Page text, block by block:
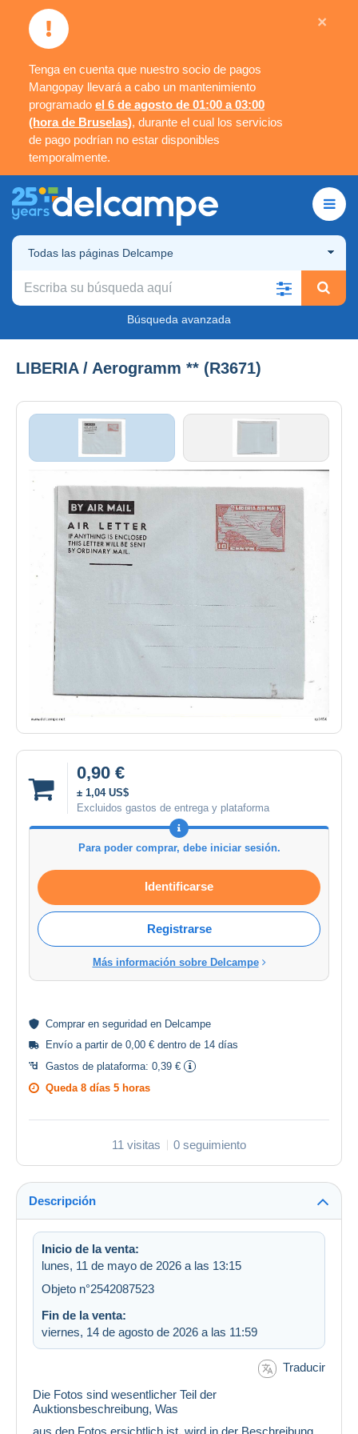
Tenga en cuenta que nuestro socio de pagos
Mangopay llevará a cabo un mantenimiento
programado el 6 de agosto de 01:00 a 03:00
(hora de Bruselas), durante el cual los servicios
de pago podrían no estar disponibles
temporalmente.
×
Todas las páginas Delcampe
Búsqueda avanzada
LIBERIA / Aerogramm ** (R3671)
0,90 €
± 1,04 US$
Excluidos gastos de entrega y plataforma
Para poder comprar, debe iniciar sesión.
Identificarse
Registrarse
Más información sobre Delcampe
Comprar en seguridad en Delcampe
Envío a partir de 0,00 € dentro de 14 días
Gastos de plataforma: 0,39 €
Queda 8 días 5 horas
11 visitas 0 seguimiento
Descripción
Inicio de la venta:
lunes, 11 de mayo de 2026 a las 13:15
Objeto n°2542087523
Fin de la venta:
viernes, 14 de agosto de 2026 a las 11:59
Traducir
Die Fotos sind wesentlicher Teil der
Auktionsbeschreibung, Was
aus den Fotos ersichtlich ist, wird in der Beschreibung